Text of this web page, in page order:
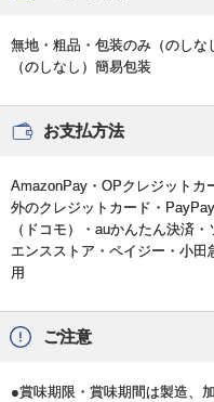
無地・粗品・包装のみ（のし
（のしなし）簡易包装
お支払方法
AmazonPay・OPクレジットカ
外のクレジットカード・
（ドコモ）・auかんたん決済
エンスストア・ペイジー・小
用
ご注意
●賞味期限・賞味期間は製造、